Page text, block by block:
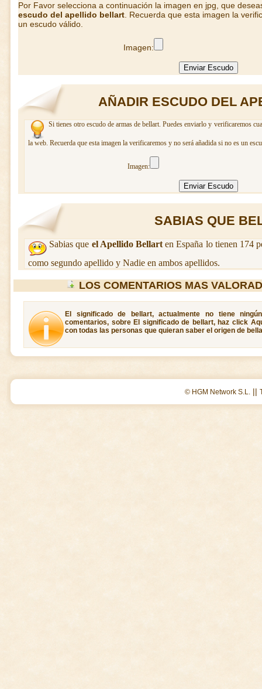
Por Favor selecciona a continuación la imagen en jpg, que
escudo del apellido bellart . Recuerda que esta imagen la
un escudo válido.
Imagen:
AÑADIR ESCUDO DEL
Si tienes otro escudo de armas de bellart. Puedes enviarlo y verificaremos
la web. Recuerda que esta imagen la verificaremos y no será añadida si no es un
Imagen:
SABIAS QUE
Sabias que el Apellido Bellart en España lo tienen 174
como segundo apellido y Nadie en ambos apellidos.
LOS COMENTARIOS MAS
El significado de bellart, actualmente no tiene
comentarios, sobre El significado de bellart, haz click
con todas las personas que quieran saber el origen de
© HGM Network S.L. ||